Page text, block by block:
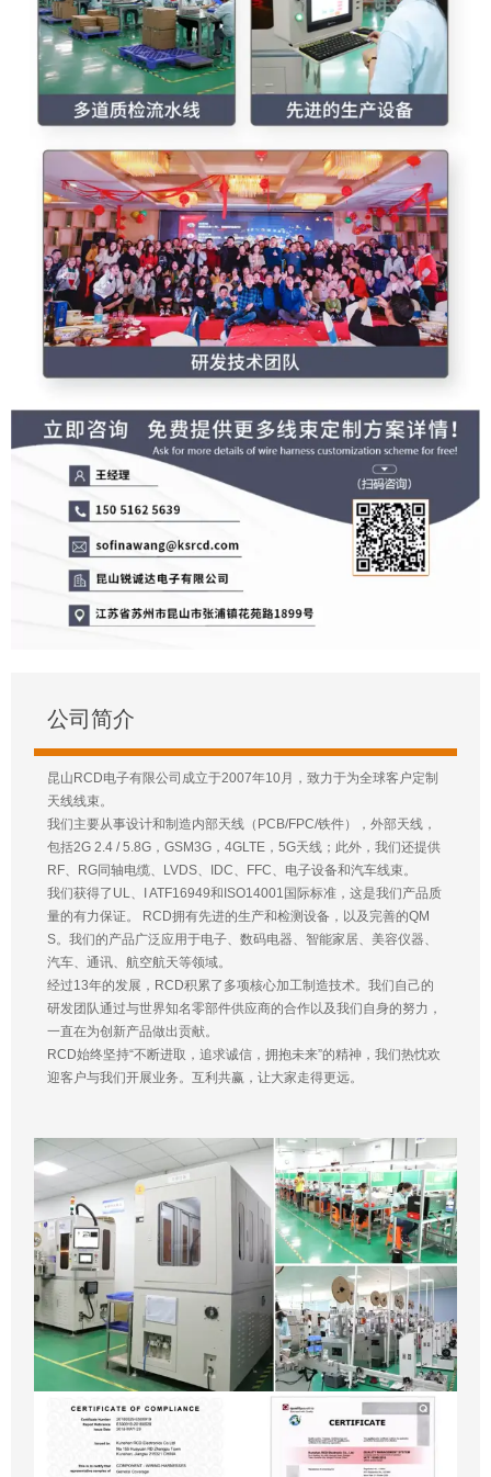
公司简介
昆山RCD电子有限公司成立于2007年10月，致力于为全球客户定制
天线线束。
我们主要从事设计和制造内部天线（PCB/FPC/铁件），外部天线，
包括2G 2.4 / 5.8G，GSM3G，4GLTE，5G天线；此外，我们还提供
RF、RG同轴电缆、LVDS、IDC、FFC、电子设备和汽车线束。
我们获得了UL、I ATF16949和ISO14001国际标准，这是我们产品质
量的有力保证。 RCD拥有先进的生产和检测设备，以及完善的QM
S。我们的产品广泛应用于电子、数码电器、智能家居、美容仪器、
汽车、通讯、航空航天等领域。
经过13年的发展，RCD积累了多项核心加工制造技术。我们自己的
研发团队通过与世界知名零部件供应商的合作以及我们自身的努力，
一直在为创新产品做出贡献。
RCD始终坚持“不断进取，追求诚信，拥抱未来”的精神，我们热忱欢
迎客户与我们开展业务。互利共赢，让大家走得更远。